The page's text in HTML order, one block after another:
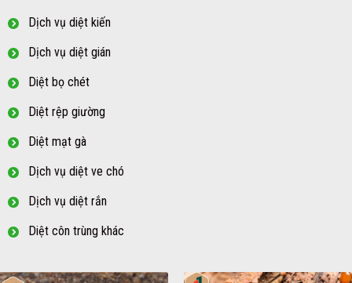
Dịch vụ diệt kiến
Dịch vụ diệt gián
Diệt bọ chét
Diệt rệp giường
Diệt mạt gà
Dịch vụ diệt ve chó
Dịch vụ diệt rắn
Diệt côn trùng khác